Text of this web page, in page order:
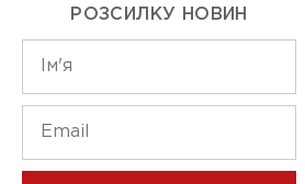
РОЗСИЛКУ НОВИН